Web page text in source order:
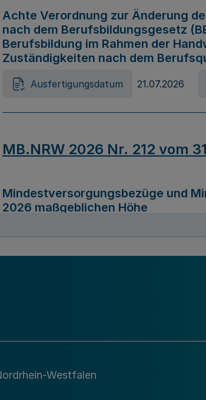
Achte Verordnung zur Änderung
nach dem Berufsbildungsgesetz
Berufsbildung im Rahmen der
Zuständigkeiten nach dem
Ausfertigungsdatum 21.07.2026
MB.NRW 2026 Nr. 212 vom
Mindestversorgungsbezüge und
2026 maßgeblichen Höhe
Richtlinie zur Durchführung des
Westfalen